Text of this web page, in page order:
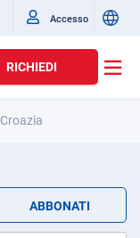
Accesso
RICHIEDI
ABBONATI